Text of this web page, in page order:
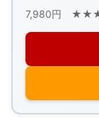
7,980円